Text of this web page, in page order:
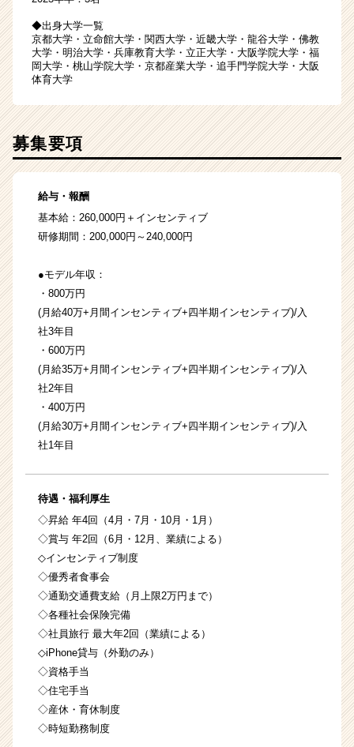
◆出身大学一覧
京都大学・立命館大学・関西大学・近畿大学・龍谷大学・佛教
大学・明治大学・兵庫教育大学・立正大学・大阪学院大学・福
岡大学・桃山学院大学・京都産業大学・追手門学院大学・大阪
体育大学
募集要項
給与・報酬
基本給：260,000円＋インセンティブ
研修期間：200,000円～240,000円
●モデル年収：
・800万円
(月給40万+月間インセンティブ+四半期インセンティブ)/入
社3年目
・600万円
(月給35万+月間インセンティブ+四半期インセンティブ)/入
社2年目
・400万円
(月給30万+月間インセンティブ+四半期インセンティブ)/入
社1年目
待遇・福利厚生
◇昇給 年4回（4月・7月・10月・1月）
◇賞与 年2回（6月・12月、業績による）
◇インセンティブ制度
◇優秀者食事会
◇通勤交通費支給（月上限2万円まで）
◇各種社会保険完備
◇社員旅行 最大年2回（業績による）
◇iPhone貸与（外勤のみ）
◇資格手当
◇住宅手当
◇産休・育休制度
◇時短勤務制度